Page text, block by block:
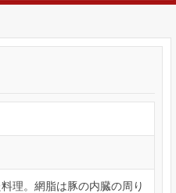
理。網脂は豚の内臓の周り